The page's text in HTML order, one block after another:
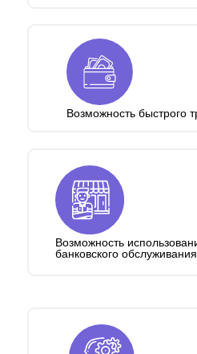
Возможность быстрого
Возможность
банковского